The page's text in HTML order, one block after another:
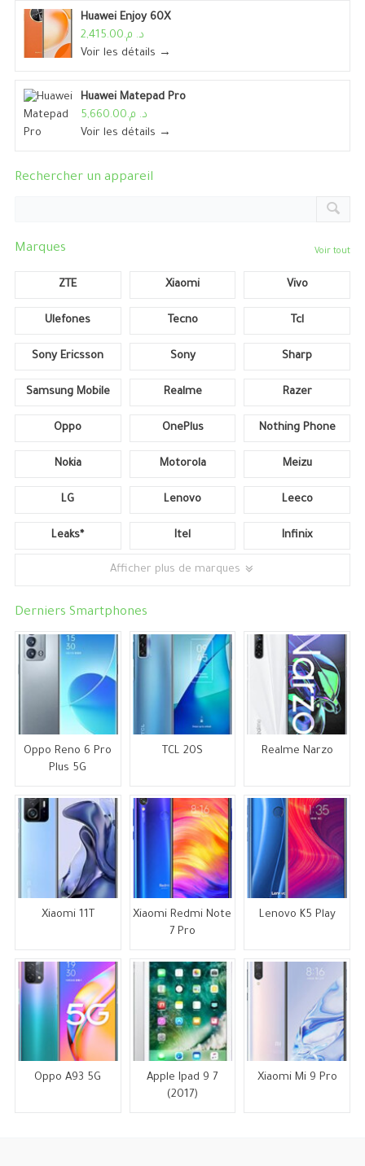
Huawei Enjoy 60X
د. م.2,415.00
Voir les détails →
Huawei Matepad Pro
د. م.5,660.00
Voir les détails →
Rechercher un appareil
Marques Voir tout
ZTE Xiaomi Vivo
Ulefones Tecno Tcl
Sony Ericsson Sony Sharp
Samsung Mobile Realme Razer
Oppo OnePlus Nothing Phone
Nokia Motorola Meizu
LG Lenovo Leeco
Leaks* Itel Infinix
Afficher plus de marques
Derniers Smartphones
Oppo Reno 6 Pro
Plus 5G
TCL 20S Realme Narzo
Xiaomi 11T
Xiaomi Redmi Note
7 Pro
Lenovo K5 Play
Oppo A93 5G
Apple Ipad 9 7
(2017)
Xiaomi Mi 9 Pro